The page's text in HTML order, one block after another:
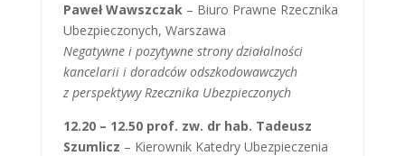
Paweł Wawszczak– Biuro Prawne Rzecznika
Ubezpieczonych, Warszawa
Negatywne i pozytywne strony działalności
kancelarii i doradców odszkodowawczych
z perspektywy Rzecznika Ubezpieczonych
12.20 – 12.50 prof. zw. dr hab. Tadeusz
Szumlicz – Kierownik Katedry Ubezpieczenia